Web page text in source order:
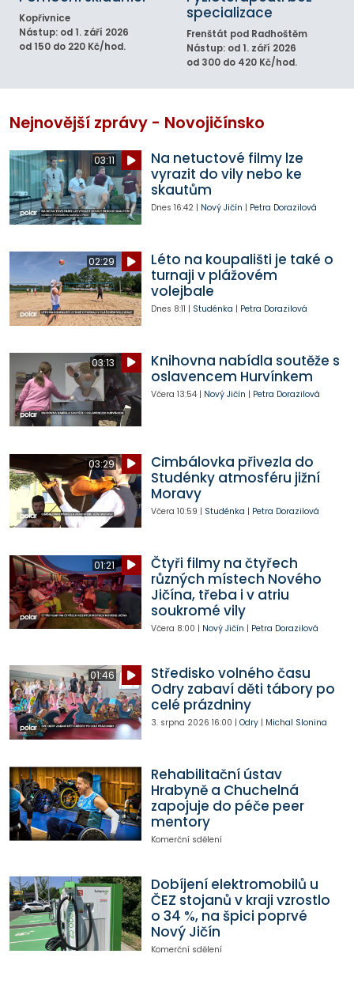
Kopřivnice
Nástup: od 1. září 2026
od 150 do 220 Kč/hod.
specializace
Frenštát pod Radhoštěm
Nástup: od 1. září 2026
od 300 do 420 Kč/hod.
Nejnovější zprávy - Novojičínsko
03:11
Na netuctové filmy lze
vyrazit do vily nebo ke
skautům
Dnes 16:42| Nový Jičín | Petra Dorazilová
02:29
Léto na koupališti je také o
turnaji v plážovém
volejbale
Dnes 8:11 | Studénka | Petra Dorazilová
03:13
Knihovna nabídla soutěže s
oslavencem Hurvínkem
Včera 13:54| Nový Jičín | Petra Dorazilová
03:29
Cimbálovka přivezla do
Studénky atmosféru jižní
Moravy
Včera 10:59 | Studénka | Petra Dorazilová
01:21
Čtyři filmy na čtyřech
různých místech Nového
Jičína, třeba i v atriu
soukromé vily
Včera 8:00 | Nový Jičín | Petra Dorazilová
01:46
Středisko volného času
Odry zabaví děti tábory po
celé prázdniny
3. srpna 2026 16:00 | Odry| Michal Slonina
Rehabilitační ústav
Hrabyně a Chuchelná
zapojuje do péče peer
mentory
Komerční sdělení
Dobíjení elektromobilů u
ČEZ stojanů v kraji vzrostlo
o 34 %, na špici poprvé
Nový Jičín
Komerční sdělení